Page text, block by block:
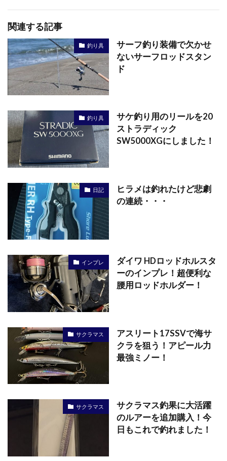
関連する記事
釣り具
サーフ釣り装備で欠かせ
ないサーフロッドスタン
ド
釣り具
サケ釣り用のリールを20
ストラディック
SW5000XGにしました！
日記
ヒラメは釣れたけど悲劇
の連続・・・
インプレ
ダイワ HDロッドホルスタ
ーのインプレ！超便利な
腰用ロッドホルダー！
サクラマス
アスリート17SSVで海サ
クラを狙う！アピール力
最強ミノー！
サクラマス
サクラマス釣果に大活躍
のルアーを追加購入！今
日もこれで釣れました！